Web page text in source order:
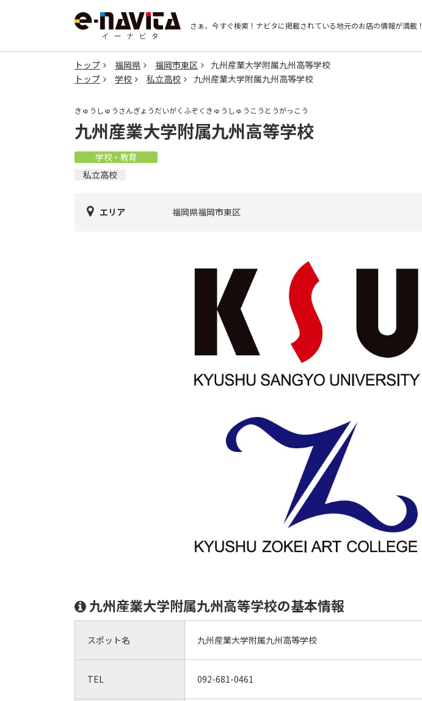
さぁ、今すぐ検索！ ナビタに掲載されている地元のお店の情報が満載！
トップ 福岡県 福岡市東区
九州産業大学附属九州高等学校
トップ
学校 私立高校 九州産業大学附属九州高等学校
きゅうしゅうさんぎょうだいがくふぞくきゅうしゅうこうとうがっこう
九州産業大学附属九州高等学校
学校・教育
私立高校
エリア 福岡県福岡市東区
九州産業大学附属九州高等学校の基本情報
スポット名 九州産業大学附属九州高等学校
TEL 092-681-0461